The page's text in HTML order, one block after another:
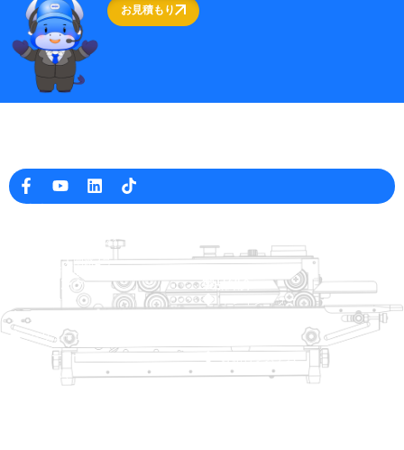
お見積もり
ヘルプリンク
ホーム
製品紹介
ソリューション
ディーラー
製品紹介
トレイシーラー
袋閉じシステム
+8613738733841
高雄市大圍路2号
中国浙江省温州市工業区